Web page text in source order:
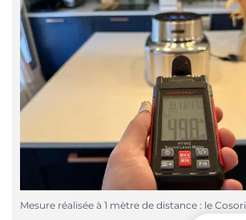
Mesure réalisée à 1 mètre de distance : le